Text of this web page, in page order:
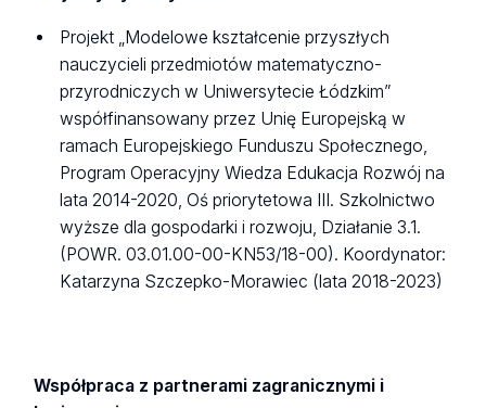
Projekt „Modelowe kształcenie przyszłych
nauczycieli przedmiotów matematyczno-
przyrodniczych w Uniwersytecie Łódzkim”
współfinansowany przez Unię Europejską w
ramach Europejskiego Funduszu Społecznego,
Program Operacyjny Wiedza Edukacja Rozwój na
lata 2014-2020, Oś priorytetowa III. Szkolnictwo
wyższe dla gospodarki i rozwoju, Działanie 3.1.
(POWR. 03.01.00-00-KN53/18-00). Koordynator:
Katarzyna Szczepko-Morawiec (lata 2018-2023)
Współpraca z partnerami zagranicznymi i